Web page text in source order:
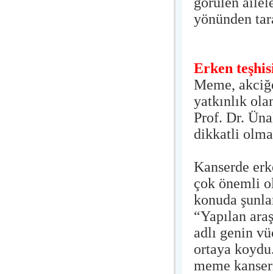
yönünden
Erken
Meme,
yatkınlık
Prof. Dr.
dikkatli
Kanserde
çok önemli
konuda
“Yapılan
adlı genin
ortaya
meme